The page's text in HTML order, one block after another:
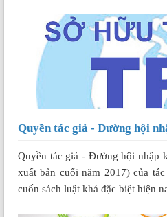
Quyền tác giả - Đường hội
Quyền tác giả - Đường hội nhập
xuất bản cuối năm 2017) của
cuốn sách luật khá đặc biệt hiện